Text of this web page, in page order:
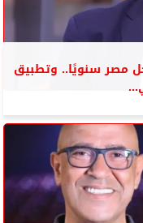
مصر سنويًا.. وتطبيق